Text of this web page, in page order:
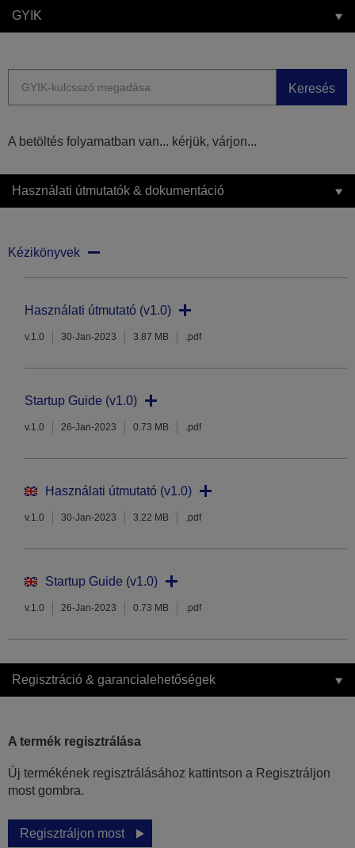
GYIK
Keresés
A betöltés folyamatban van... kérjük, várjon...
Használati útmutatók & dokumentáció
Kézikönyvek
Használati útmutató (v1.0)
v.1.0 30-Jan-2023 3.87 MB .pdf
Startup Guide (v1.0)
v.1.0 26-Jan-2023 0.73 MB .pdf
Használati útmutató (v1.0)
v.1.0 30-Jan-2023 3.22 MB .pdf
Startup Guide (v1.0)
v.1.0 26-Jan-2023 0.73 MB .pdf
Regisztráció & garancialehetőségek
A termék regisztrálása
Új termékének regisztrálásához kattintson a Regisztráljon
most gombra.
Regisztráljon most